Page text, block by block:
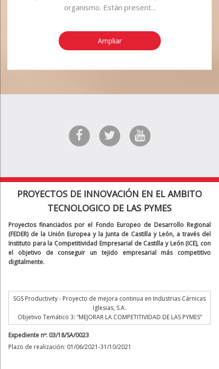
organismo. Están present...
Ampliar
PROYECTOS DE INNOVACIÓN EN EL AMBITO
TECNOLOGICO DE LAS PYMES
Proyectos financiados por el Fondo Europeo de Desarrollo Regional
(FEDER) de la Unión Europea y la Junta de Castilla y León, a través del
Instituto para la Competitividad Empresarial de Castilla y León (ICE), con
el objetivo de conseguir un tejido empresarial más competitivo
digitalmente.
SGS Productivity - Proyecto de mejora continua en Industrias Cárnicas
Iglesias, S.A.
Objetivo Temático 3: “MEJORAR LA COMPETITIVIDAD DE LAS PYMES”
Expediente nº: 03/18/SA/0023
Plazo de realización: 01/06/2021-31/10/2021